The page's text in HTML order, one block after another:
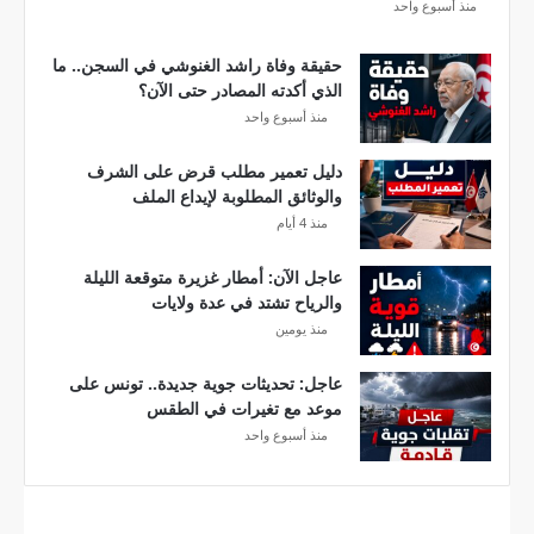
ة
د
و
ر
ي
أ
ب
ط
ل
إ
ف
ر
ق
ي
ا
منذ أسبوع واحد
حقيقة وفاة راشد الغنوشي في السجن.. ما
الذي أكدته المصادر حتى الآن؟
منذ أسبوع واحد
دليل تعمير مطلب قرض على الشرف
والوثائق المطلوبة لإيداع الملف
منذ 4 أيام
عاجل الآن: أمطار غزيرة متوقعة الليلة
والرياح تشتد في عدة ولايات
منذ يومين
عاجل: تحديثات جوية جديدة.. تونس على
موعد مع تغيرات في الطقس
منذ أسبوع واحد